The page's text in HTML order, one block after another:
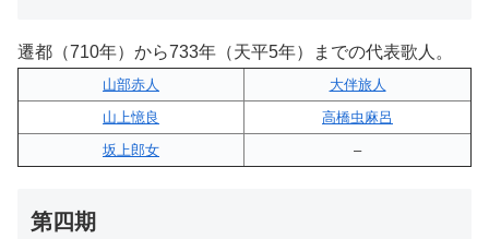
遷都（710年）から733年（天平5年）までの代表歌人。
山部赤人
大伴旅人
山上憶良
高橋虫麻呂
坂上郎女
–
第四期